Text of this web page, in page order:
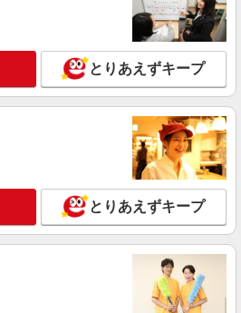
とりあえずキープ
とりあえずキープ